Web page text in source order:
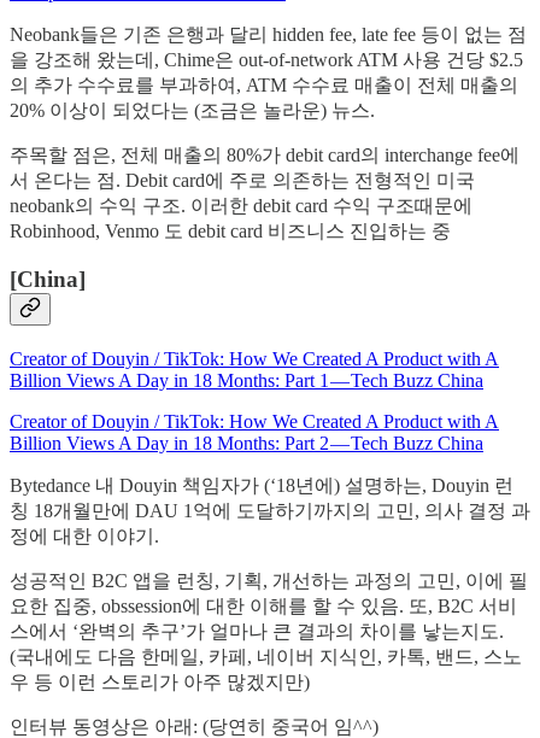
Neobank들은 기존 은행과 달리 hidden fee, late fee 등이 없는 점
을 강조해 왔는데, Chime은 out-of-network ATM 사용 건당 $2.5
의 추가 수수료를 부과하여, ATM 수수료 매출이 전체 매출의
20% 이상이 되었다는 (조금은 놀라운) 뉴스.
주목할 점은, 전체 매출의 80%가 debit card의 interchange fee에
서 온다는 점. Debit card에 주로 의존하는 전형적인 미국
neobank의 수익 구조. 이러한 debit card 수익 구조때문에
Robinhood, Venmo 도 debit card 비즈니스 진입하는 중
[China]
Creator of Douyin / TikTok: How We Created A Product with A
Billion Views A Day in 18 Months: Part 1 — Tech Buzz China
Creator of Douyin / TikTok: How We Created A Product with A
Billion Views A Day in 18 Months: Part 2 — Tech Buzz China
Bytedance 내 Douyin 책임자가 (‘18년에) 설명하는, Douyin 런
칭 18개월만에 DAU 1억에 도달하기까지의 고민, 의사 결정 과
정에 대한 이야기.
성공적인 B2C 앱을 런칭, 기획, 개선하는 과정의 고민, 이에 필
요한 집중, obssession에 대한 이해를 할 수 있음. 또, B2C 서비
스에서 ‘완벽의 추구’가 얼마나 큰 결과의 차이를 낳는지도.
(국내에도 다음 한메일, 카페, 네이버 지식인, 카톡, 밴드, 스노
우 등 이런 스토리가 아주 많겠지만)
인터뷰 동영상은 아래: (당연히 중국어 임^^)